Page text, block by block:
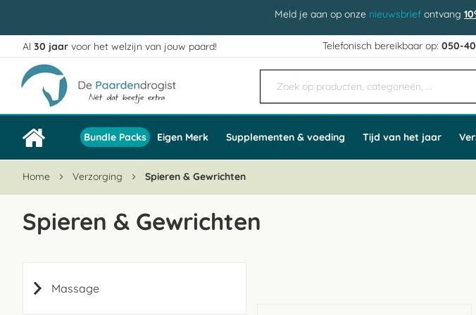
Meld je aan op onze nieuwsbrief ontvang
Ga
naar
de
inhoud
Al 30 jaar voor het welzijn van jouw paard! Telefonisch bereikbaar op:050-
Bundle Packs Eigen Merk Supplementen & voeding Tijd van het jaar
Home Verzorging Spieren & Gewrichten
Spieren & Gewrichten
Massage